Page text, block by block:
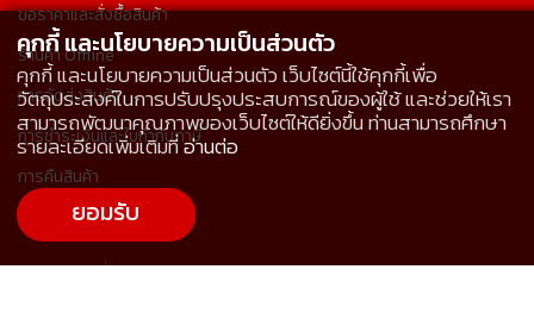
ขอราคาและสั่งซื้อสินค้า
ร้านค้า Offline
การจัดส่งสินค้า
การชำระเงินและใบกำกับภาษี
การคืนสินค้า
คำถามที่พบบ่อย
คุกกี้ และนโยบายความเป็นส่วนตัว
คุกกี้ และนโยบายความเป็นส่วนตัว เว็บไซต์นี้ใช้คุกกี้เพื่อ
วัตถุประสงค์ในการปรับปรุงประสบการณ์ของผู้ใช้ และช่วยให้เรา
สามารถพัฒนาคุณภาพของเว็บไซต์ให้ดียิ่งขึ้น ท่านสามารถศึกษา
รายละเอียดเพิ่มเติมที่อ่านต่อ
ยอมรับ